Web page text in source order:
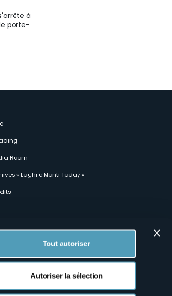
Tout autoriser
Autoriser la sélection
à
porte-
Room
« Laghi e Monti Today »